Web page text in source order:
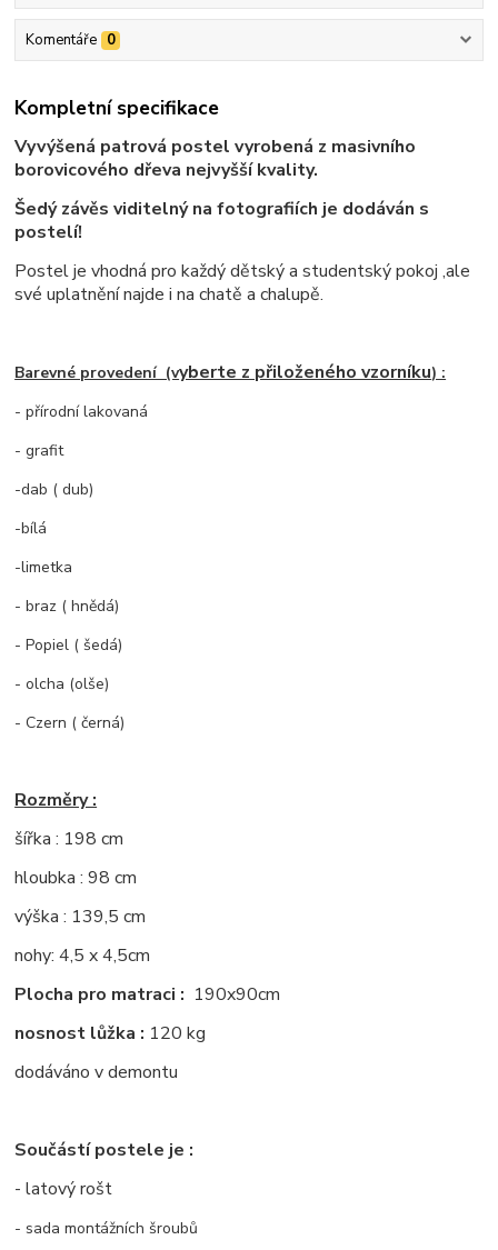
Komentáře 0
Kompletní specifikace
Vyvýšená patrová postel vyrobená z masivního
borovicového dřeva nejvyšší kvality.
Šedý závěs viditelný na fotografiích je dodáván s
postelí!
Postel je vhodná pro každý dětský a studentský pokoj ,ale
své uplatnění najde i na chatě a chalupě.
Barevné provedení (vyberte z přiloženého vzorníku) :
- přírodní lakovaná
- grafit
-dab ( dub)
-bílá
-limetka
- braz ( hnědá)
- Popiel ( šedá)
- olcha (olše)
- Czern ( černá)
Rozměry :
šířka : 198 cm
hloubka : 98 cm
výška : 139,5 cm
nohy: 4,5 x 4,5cm
Plocha pro matraci : 190x90cm
nosnost lůžka : 120 kg
dodáváno v demontu
Součástí postele je :
- latový rošt
- sada montážních šroubů